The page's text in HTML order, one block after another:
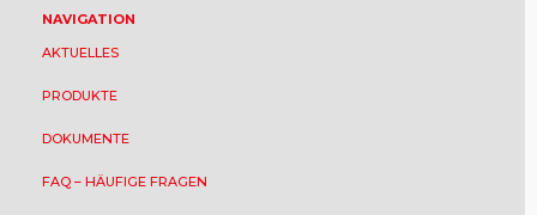
NAVIGATION
AKTUELLES
PRODUKTE
DOKUMENTE
FAQ – HÄUFIGE FRAGEN